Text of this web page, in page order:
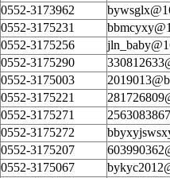
0552-3173962
0552-3175231
0552-3175256
0552-3175290
0552-3175003
0552-3175221
0552-3175271
0552-3175272
0552-3175207
0552-3175067